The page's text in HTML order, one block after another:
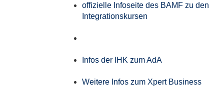
offizielle Infoseite des BAMF zu den
Integrationskursen
Infos der IHK zum AdA
Weitere Infos zum Xpert Business